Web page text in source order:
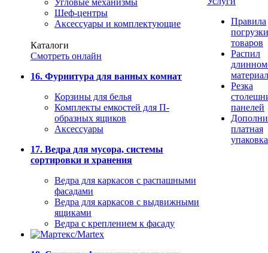
Угловые механизмы
Шеф-центры
Аксессуары и комплектующие
Каталоги
Смотреть онлайн
16. Фурнитура для ванных комнат
Корзины для белья
Комплекты емкостей для П-
образных ящиков
Аксессуары
17. Ведра для мусора, системы
сортировки и хранения
Ведра для каркасов с распашными
фасадами
Ведра для каркасов с выдвижными
ящиками
Ведра с креплением к фасаду
Правила
погрузки
товаров
Распил
Резка
панелей
платная
упаковка